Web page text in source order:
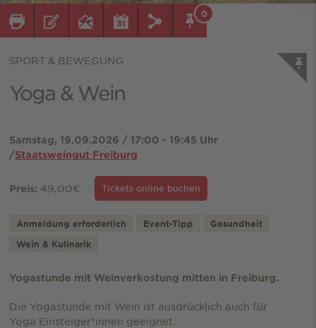
0
SPORT & BEWEGUNG
Yoga & Wein
Samstag, 19.09.2026 / 17:00 - 19:45 Uhr
/Staatsweingut Freiburg
Preis: 49,00€ Tickets online buchen
Anmeldung erforderlich Event-Tipp
Gesundheit
Wein & Kulinarik
Yogastunde mit Weinverkostung mitten in Freiburg.
Die Yogastunde mit Wein ist ausdrücklich auch für
Yoga Einsteiger*innen geeignet.